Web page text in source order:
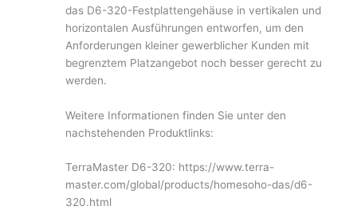
das D6-320-Festplattengehäuse in vertikalen und
horizontalen Ausführungen entworfen, um den
Anforderungen kleiner gewerblicher Kunden mit
begrenztem Platzangebot noch besser gerecht zu
werden.
Weitere Informationen finden Sie unter den
nachstehenden Produktlinks:
TerraMaster D6-320: https://www.terra-
master.com/global/products/homesoho-das/d6-
320.html